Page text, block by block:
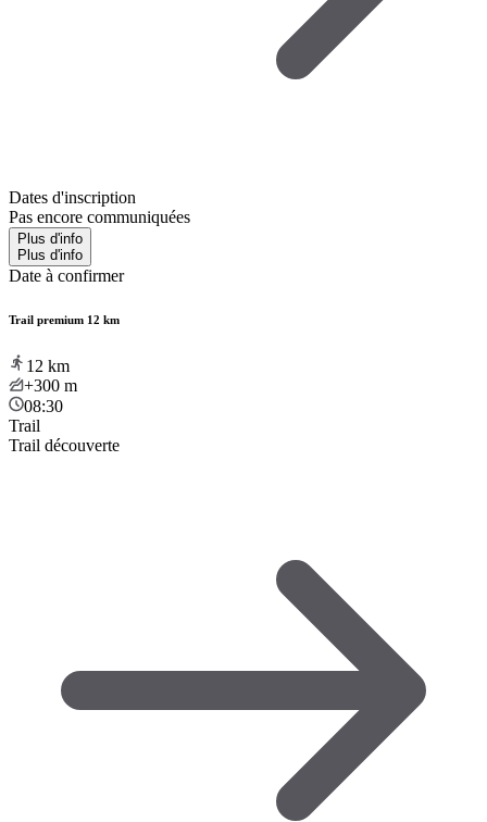
Dates d'inscription
Pas encore communiquées
Plus d'info
Plus d'info
Date à confirmer
Trail premium 12 km
12 km
+300 m
08:30
Trail
Trail découverte